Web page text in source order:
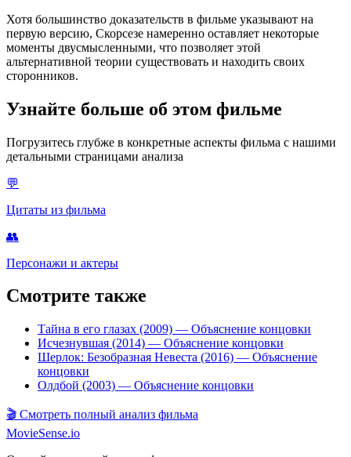
Хотя большинство доказательств в фильме указывают на
первую версию, Скорсезе намеренно оставляет некоторые
моменты двусмысленными, что позволяет этой
альтернативной теории существовать и находить своих
сторонников.
Узнайте больше об этом фильме
Погрузитесь глубже в конкретные аспекты фильма с нашими
детальными страницами анализа
💬
Цитаты из фильма
👥
Персонажи и актеры
Смотрите также
Тайна в его глазах (2009) — Объяснение концовки
Исчезнувшая (2014) — Объяснение концовки
Шерлок: Безобразная Невеста (2016) — Объяснение
концовки
Олдбой (2003) — Объяснение концовки
🎬 Смотреть полный анализ фильма
MovieSense.io